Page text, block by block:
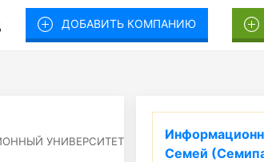
ДОБАВИТЬ КОМПАНИЮ
УНИВЕРСИТЕТ
Семей